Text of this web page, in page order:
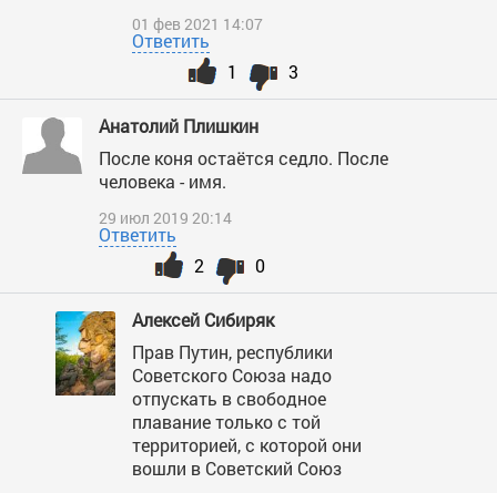
01 фев 2021 14:07
Ответить
3
1
Анатолий Плишкин
После коня остаётся седло. После
человека - имя.
29 июл 2019 20:14
Ответить
0
2
Алексей Сибиряк
Прав Путин, республики
Советского Союза надо
отпускать в свободное
плавание только с той
территорией, с которой они
вошли в Советский Союз